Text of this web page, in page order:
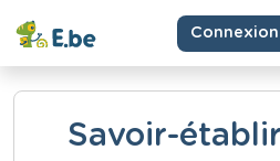
Savoir-